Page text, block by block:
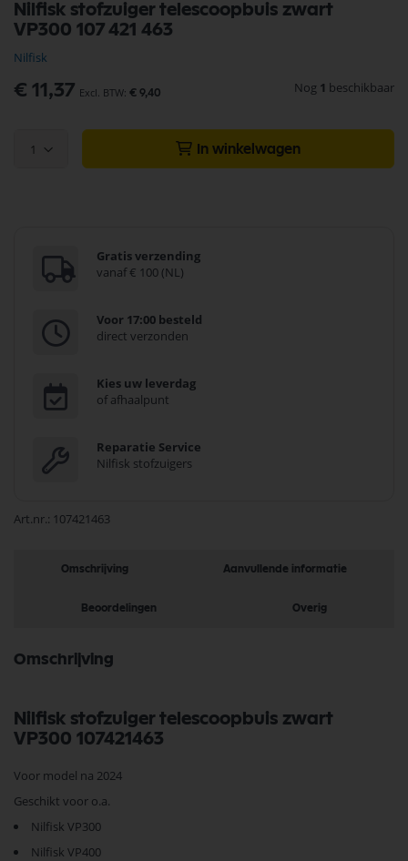
Nilfisk stofzuiger telescoopbuis zwart
VP300 107 421 463
Nilfisk
€ 11,37 € 9,40 Nog 1 beschikbaar
1 In winkelwagen
Gratis verzending
vanaf € 100 (NL)
Voor 17:00 besteld
direct verzonden
Kies uw leverdag
of afhaalpunt
Reparatie Service
Nilfisk stofzuigers
Art.nr. 107421463
naar
het
van
de
afbeeldingen-
Omschrijving Aanvullende informatie
Beoordelingen Overig
Omschrijving
Nilfisk stofzuiger telescoopbuis zwart
VP300 107421463
Voor model na 2024
Geschikt voor o.a.
Nilfisk VP300
Nilfisk VP400